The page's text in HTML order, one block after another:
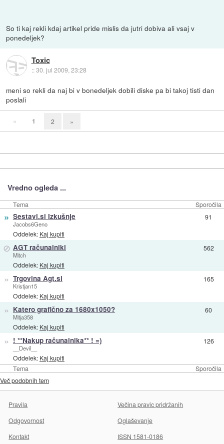
So ti kaj rekli kdaj artikel pride mislis da jutri dobiva ali vsaj v
ponedeljek?
Toxic
::30. jul 2009, 23:28
meni so rekli da naj bi v bonedeljek dobili diske pa bi takoj tisti dan
poslali
« 1 2 »
Vredno ogleda ...
Tema Sporočila
Tema Sporočila
» Sestavi.si Izkušnje
Jacobs6Geno
Oddelek: Kaj kupiti
91
⊘ AGT računalniki
Mitch
Oddelek: Kaj kupiti
562
» Trgovina Agt.si
Kristjan15
Oddelek: Kaj kupiti
165
» Katero grafično za 1680x1050?
Mitja358
Oddelek: Kaj kupiti
60
» ! **Nakup računalnika** ! =)
__Devil__
Oddelek: Kaj kupiti
126
Več podobnih tem
Pravila
Večina pravic pridržanih
Odgovornost
Oglaševanje
Kontakt
ISSN 1581-0186